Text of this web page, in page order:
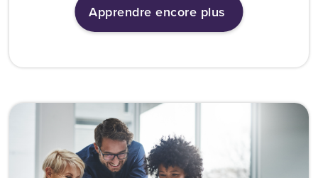
Apprendre encore plus